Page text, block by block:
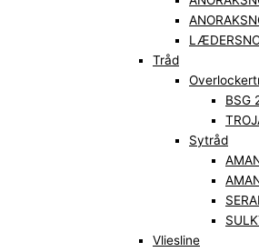
Tråd
BSG
Sytråd
Vliesline